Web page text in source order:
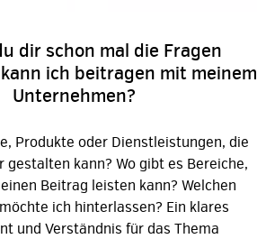
dir schon mal die Fragen
ich beitragen mit meinem
Unternehmen?
Produkte oder Dienstleistungen, die
gestalten kann? Wo gibt es Bereiche,
Beitrag leisten kann? Welchen
ich hinterlassen? Ein klares
und Verständnis für das Thema